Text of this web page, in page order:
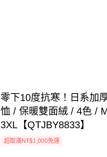
零下10度抗寒！日系加
恤 / 保暖雙面絨 / 4色 /
3XL【QTJBY8833】
超取滿NT$1,000免運